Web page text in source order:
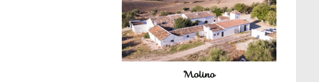
El Frente Popular. Ubrique, febrero-julio
1936
Juntar las letras. La alfabetización en el
campo: del afán de saber a la